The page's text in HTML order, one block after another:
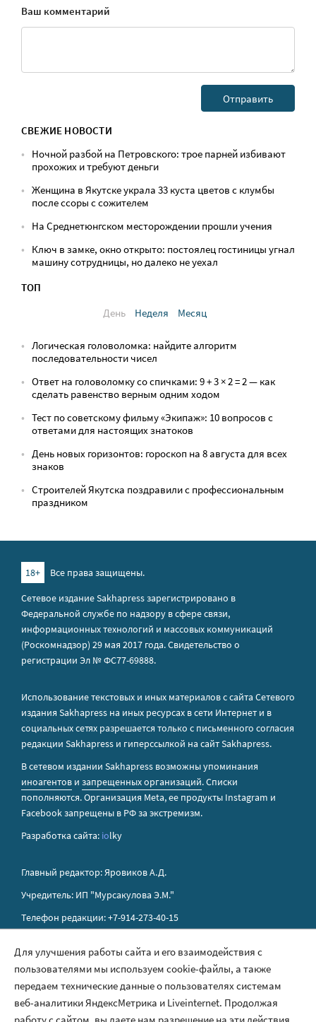
Ваш комментарий
СВЕЖИЕ НОВОСТИ
Ночной разбой на Петровского: трое парней избивают
прохожих и требуют деньги
Женщина в Якутске украла 33 куста цветов с клумбы
после ссоры с сожителем
На Среднетюнгском месторождении прошли учения
Ключ в замке, окно открыто: постоялец гостиницы угнал
машину сотрудницы, но далеко не уехал
ТОП
День
Неделя Месяц
Логическая головоломка: найдите алгоритм
последовательности чисел
Ответ на головоломку со спичками: 9 + 3 × 2 = 2 — как
сделать равенство верным одним ходом
Тест по советскому фильму «Экипаж»: 10 вопросов с
ответами для настоящих знатоков
День новых горизонтов: гороскоп на 8 августа для всех
знаков
Строителей Якутска поздравили с профессиональным
праздником
18+
Все права защищены.
Сетевое издание Sakhapress зарегистрировано в
Федеральной службе по надзору в сфере связи,
информационных технологий и массовых коммуникаций
(Роскомнадзор) 29 мая 2017 года. Свидетельство о
регистрации Эл № ФС77-69888.
Использование текстовых и иных материалов с сайта Сетевого
издания Sakhapress на иных ресурсах в сети Интернет и в
социальных сетях разрешается только с письменного согласия
редакции Sakhapress и гиперссылкой на сайт Sakhapress.
В сетевом издании Sakhapress возможны упоминания
иноагентов и запрещенных организаций. Списки
пополняются. Организация Metа, ее продукты Instagram и
Facebook запрещены в РФ за экстремизм.
Разработка сайта: iolky
Главный редактор: Яровиков А.Д.
Учредитель: ИП "Мурсакулова Э.М."
Телефон редакции: +7-914-273-40-15
Правила сайта
Политика обработки персональных данных
Для улучшения работы сайта и его взаимодействия с
пользователями мы используем cookie-файлы, а также
передаем технические данные о пользователях системам
веб-аналитики ЯндексМетрика и Liveinternet. Продолжая